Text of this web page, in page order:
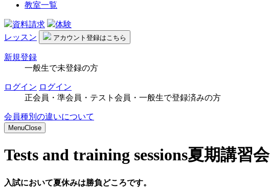
教室一覧
資料請求
体験
レッスン
アカウント 登録はこちら
新規登録
一般生で未登録の方
ログイン ログイン
正会員・準会員・テスト会員・一般生で登録済みの方
会員種別の違いについて
MenuClose
Tests and training sessions夏期講習会
入試において夏休みは勝負どころです。